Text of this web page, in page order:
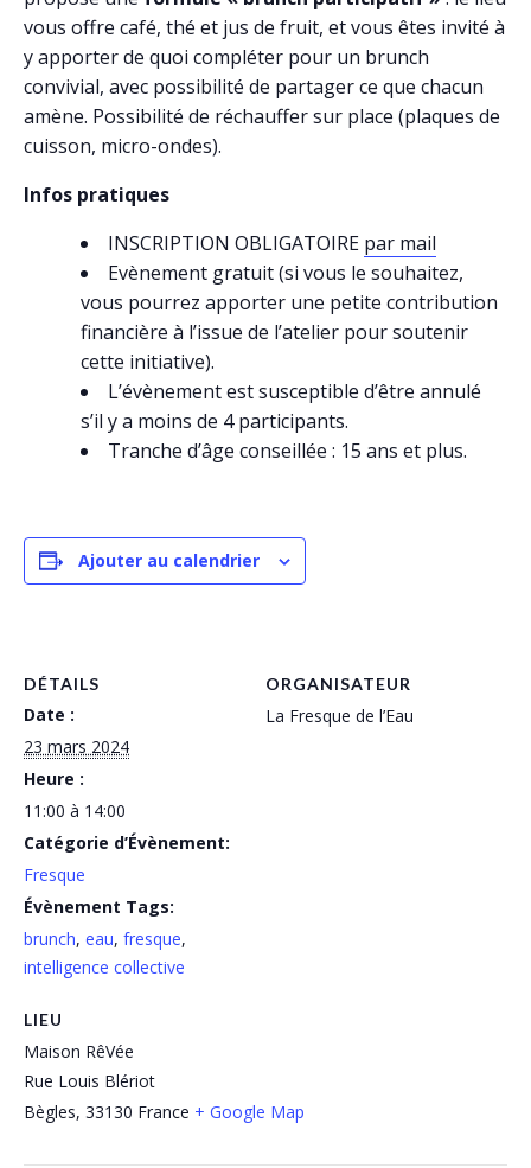
vous offre café, thé et jus de fruit, et vous êtes invité à
y apporter de quoi compléter pour un brunch
convivial, avec possibilité de partager ce que chacun
amène. Possibilité de réchauffer sur place (plaques de
cuisson, micro-ondes).
Infos pratiques
INSCRIPTION OBLIGATOIRE par mail
Evènement gratuit (si vous le souhaitez,
vous pourrez apporter une petite contribution
financière à l’issue de l’atelier pour soutenir
cette initiative).
L’évènement est susceptible d’être annulé
s’il y a moins de 4 participants.
Tranche d’âge conseillée : 15 ans et plus.
Ajouter au calendrier
DÉTAILS
Date :
23 mars 2024
Heure :
11:00 à 14:00
Catégorie d’Évènement:
Fresque
Évènement Tags:
brunch, eau, fresque,
intelligence collective
LIEU
Maison RêVée
Rue Louis Blériot
Bègles, 33130 France + Google Map
ORGANISATEUR
La Fresque de l’Eau